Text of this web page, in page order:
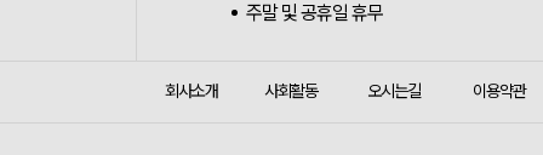
주말 및 공휴일 휴무
회사소개 사회활동 오시는길 이용약관